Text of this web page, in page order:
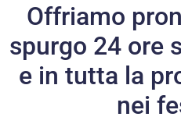
Offriamo
spurgo 24 ore
e in tutta la
nei